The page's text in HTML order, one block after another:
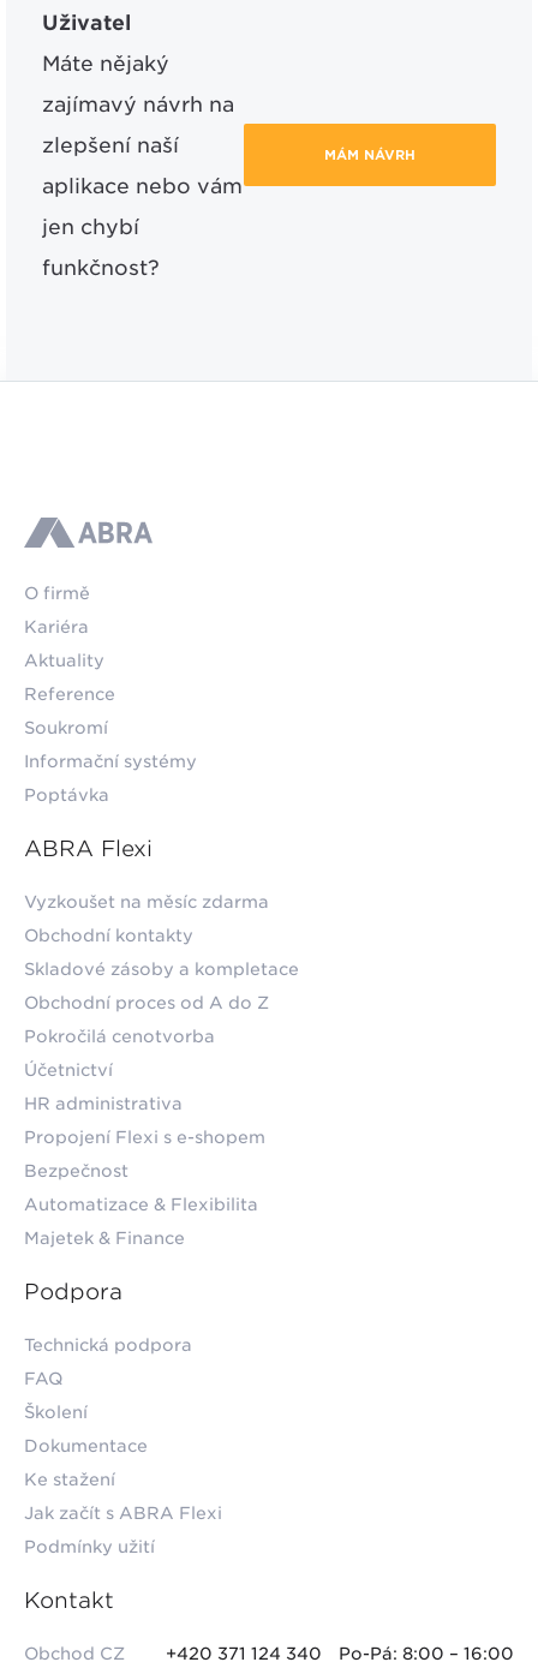
Uživatel
Máte nějaký
zajímavý návrh na
zlepšení naší
aplikace nebo vám
jen chybí
funkčnost?
MÁM NÁVRH
ABRA
O firmě
Kariéra
Aktuality
Reference
Soukromí
Informační systémy
Poptávka
ABRA Flexi
Vyzkoušet na měsíc zdarma
Obchodní kontakty
Skladové zásoby a kompletace
Obchodní proces od A do Z
Pokročilá cenotvorba
Účetnictví
HR administrativa
Propojení Flexi s e-shopem
Bezpečnost
Automatizace & Flexibilita
Majetek & Finance
Podpora
Technická podpora
FAQ
Školení
Dokumentace
Ke stažení
Jak začít s ABRA Flexi
Podmínky užití
Kontakt
Obchod CZ +420 371 124 340 Po-Pá: 8:00 – 16:00